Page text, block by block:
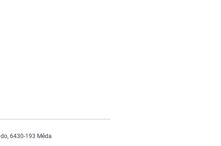
6430-193 Mêda